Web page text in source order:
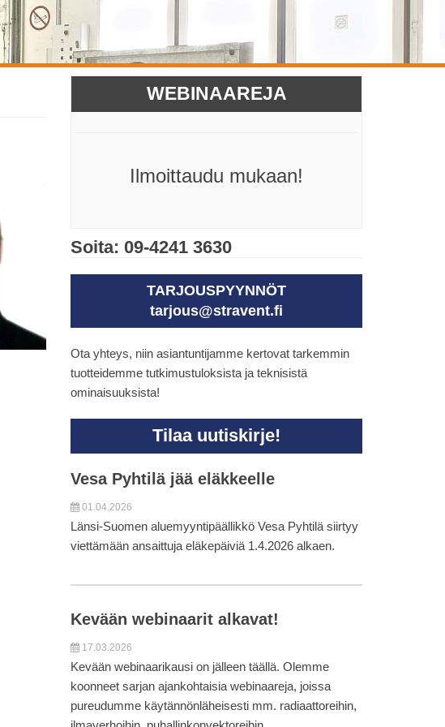
WEBINAAREJA
Ilmoittaudu mukaan!
Soita: 09-4241 3630
TARJOUSPYYNNÖT
tarjous@stravent.fi
Ota yhteys, niin asiantuntijamme kertovat tarkemmin
tuotteidemme tutkimustuloksista ja teknisistä
ominaisuuksista!
Tilaa uutiskirje!
Vesa Pyhtilä jää eläkkeelle
01.04.2026
Länsi-Suomen aluemyyntipäällikkö Vesa Pyhtilä siirtyy
viettämään ansaittuja eläkepäiviä 1.4.2026 alkaen.
Kevään webinaarit alkavat!
17.03.2026
Kevään webinaarikausi on jälleen täällä. Olemme
koonneet sarjan ajankohtaisia webinaareja, joissa
pureudumme käytännönläheisesti mm. radiaattoreihin,